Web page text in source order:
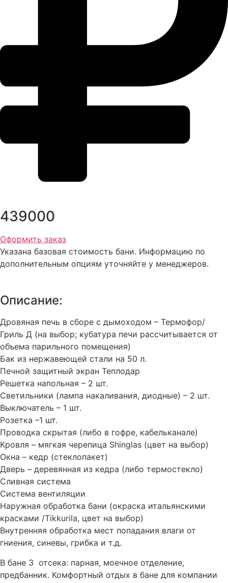
439000
Оформить заказ
Указана базовая стоимость бани. Информацию по
дополнительным опциям уточняйте у менеджеров.
Описание:
Дровяная печь в сборе с дымоходом – Термофор/
Гриль Д (на выбор; кубатура печи рассчитывается от
объема парильного помещения)
Бак из нержавеющей стали на 50 л.
Печной защитный экран Теплодар
Решетка напольная – 2 шт.
Светильники (лампа накаливания, диодные) – 2 шт.
Выключатель – 1 шт.
Розетка –1 шт.
Проводка скрытая (либо в гофре, кабельканале)
Кровля – мягкая черепица Shinglas (цвет на выбор)
Окна – кедр (стеклопакет)
Дверь – деревянная из кедра (либо термостекло)
Сливная система
Система вентиляции
Наружная обработка бани (окраска итальянскими
красками /Tikkurila, цвет на выбор)
Внутренняя обработка мест попадания влаги от
гниения, синевы, грибка и т.д.
В бане 3 отсека: парная, моечное отделение,
предбанник. Комфортный отдых в бане для компании